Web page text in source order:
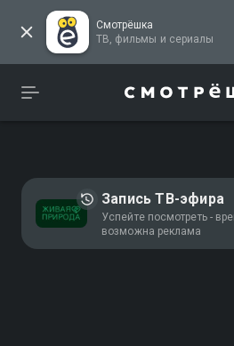
Смотрёшка
ТВ, фильмы и сериалы
Запись ТВ-эфира
Успейте посмотреть -
возможна реклама